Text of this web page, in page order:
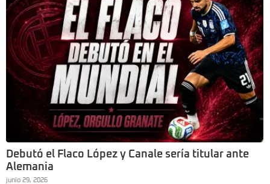
Debutó el Flaco López y Canale sería titular ante
Alemania
junio 29, 2026